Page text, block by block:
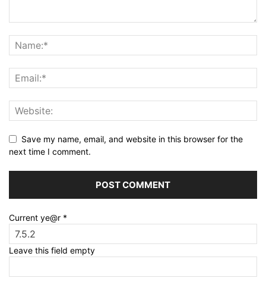
Save my name, email, and website in this browser for the
next time I comment.
Current ye@r *
Leave this field empty